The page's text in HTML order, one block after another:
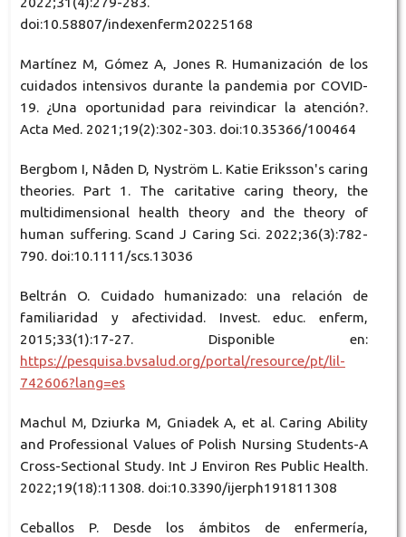
doi:10.58807/indexenferm20225168
Martínez M, Gómez A, Jones R. Humanización de los
cuidados intensivos durante la pandemia por COVID-
19. ¿Una oportunidad para reivindicar la atención?.
Acta Med. 2021;19(2):302-303. doi:10.35366/100464
Bergbom I, Nåden D, Nyström L. Katie Eriksson's caring
theories. Part 1. The caritative caring theory, the
multidimensional health theory and the theory of
human suffering. Scand J Caring Sci. 2022;36(3):782-
790. doi:10.1111/scs.13036
Beltrán O. Cuidado humanizado: una relación de
familiaridad y afectividad. Invest. educ. enferm,
2015;33(1):17-27. Disponible en:
https://pesquisa.bvsalud.org/portal/resource/pt/lil-
742606?lang=es
Machul M, Dziurka M, Gniadek A, et al. Caring Ability
and Professional Values of Polish Nursing Students-A
Cross-Sectional Study. Int J Environ Res Public Health.
2022;19(18):11308. doi:10.3390/ijerph191811308
Ceballos P. Desde los ámbitos de enfermería,